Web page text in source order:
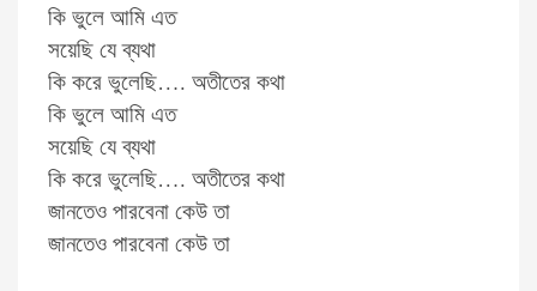
কি ভুলে আমি এত
সয়েছি যে ব্যথা
কি করে ভুলেছি…. অতীতের কথা
কি ভুলে আমি এত
সয়েছি যে ব্যথা
কি করে ভুলেছি…. অতীতের কথা
জানতেও পারবেনা কেউ তা
জানতেও পারবেনা কেউ তা